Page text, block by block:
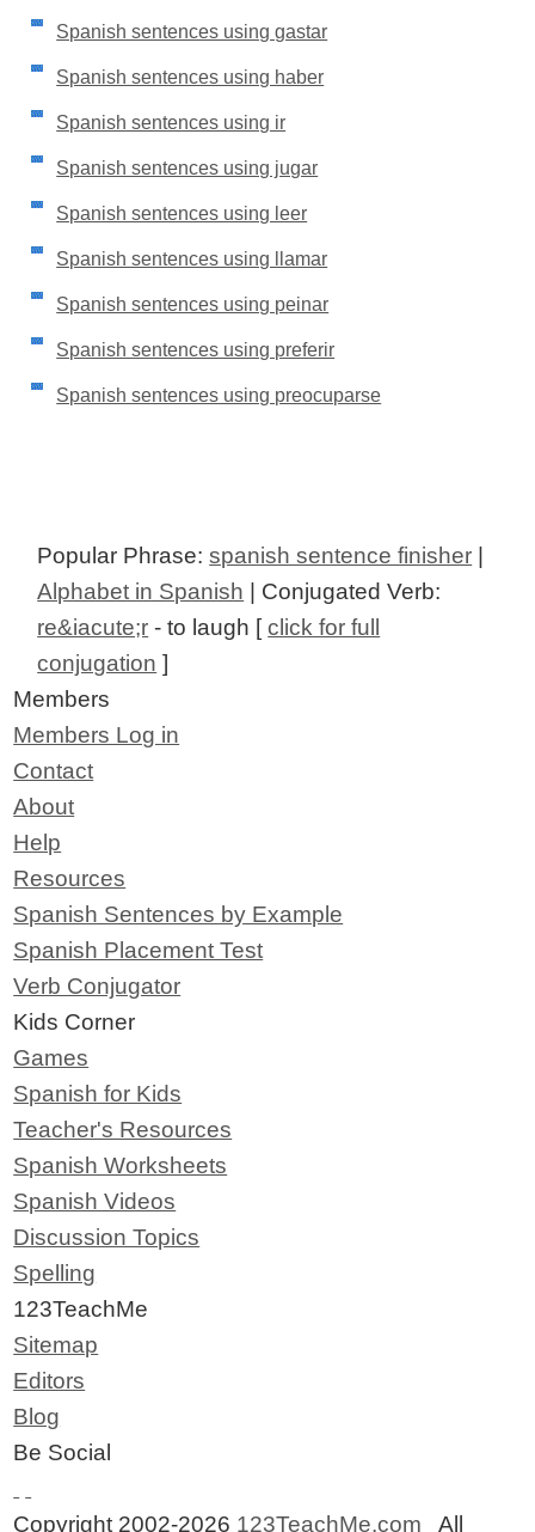
Spanish sentences using gastar
Spanish sentences using haber
Spanish sentences using ir
Spanish sentences using jugar
Spanish sentences using leer
Spanish sentences using llamar
Spanish sentences using peinar
Spanish sentences using preferir
Spanish sentences using preocuparse
Popular Phrase:spanish sentence finisher |
Alphabet in Spanish | Conjugated Verb:
re&iacute;r - to laugh [click for full
conjugation ]
Members
Members Log in
Contact
About
Help
Resources
Spanish Sentences by Example
Spanish Placement Test
Verb Conjugator
Kids Corner
Games
Spanish for Kids
Teacher's Resources
Spanish Worksheets
Spanish Videos
Discussion Topics
Spelling
123TeachMe
Sitemap
Editors
Blog
Be Social
Copyright 2002-2026 123TeachMe.com All